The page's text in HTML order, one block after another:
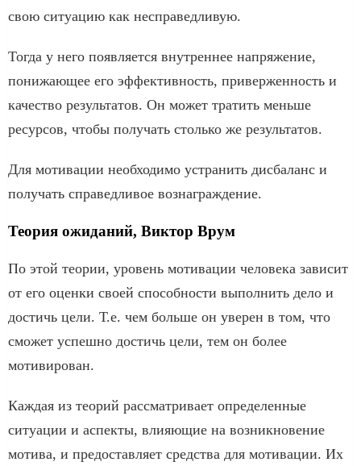
свою ситуацию как несправедливую.
Тогда у него появляется внутреннее напряжение,
понижающее его эффективность, приверженность и
качество результатов. Он может тратить меньше
ресурсов, чтобы получать столько же результатов.
Для мотивации необходимо устранить дисбаланс и
получать справедливое вознаграждение.
Теория ожиданий, Виктор Врум
По этой теории, уровень мотивации человека зависит
от его оценки своей способности выполнить дело и
достичь цели. Т.е. чем больше он уверен в том, что
сможет успешно достичь цели, тем он более
мотивирован.
Каждая из теорий рассматривает определенные
ситуации и аспекты, влияющие на возникновение
мотива, и предоставляет средства для мотивации. Их